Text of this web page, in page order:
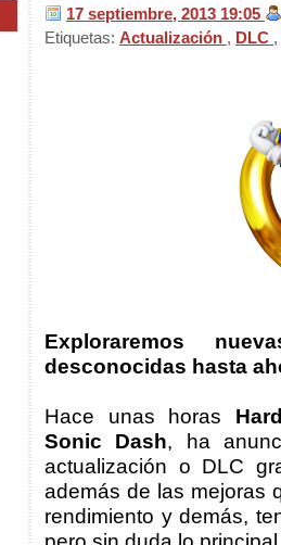
17 septiembre, 2013 19:05
Etiquetas: Actualización , DLC ,
Exploraremos
desconocidas hasta
Hace unas horas
Sonic Dash, ha
actualización o DLC
además de las mejoras
rendimiento y demás,